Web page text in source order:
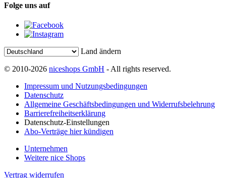
Folge uns auf
Land ändern
© 2010-2026 niceshops GmbH - All rights reserved.
Impressum und Nutzungsbedingungen
Datenschutz
Allgemeine Geschäftsbedingungen und Widerrufsbelehrung
Barrierefreiheitserklärung
Datenschutz-Einstellungen
Abo-Verträge hier kündigen
Unternehmen
Weitere nice Shops
Vertrag widerrufen